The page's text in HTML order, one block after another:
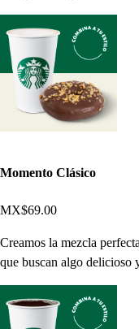
Momento Clásico
MX$69.00
Creamos la mezcla
que buscan algo delicioso